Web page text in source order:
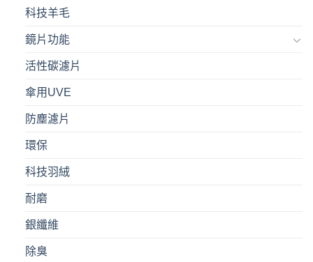
科技羊毛
鏡片功能
活性碳濾片
傘用UVE
防塵濾片
環保
科技羽絨
耐磨
銀纖維
除臭